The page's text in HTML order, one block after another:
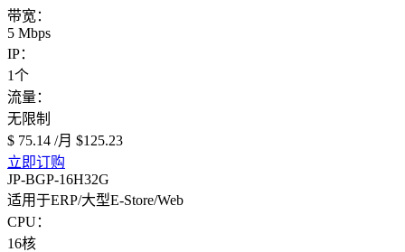
带宽：
5 Mbps
IP：
1个
流量：
无限制
$ 75.14 /月 $125.23
立即订购
JP-BGP-16H32G
适用于ERP/大型E-Store/Web
CPU：
16核